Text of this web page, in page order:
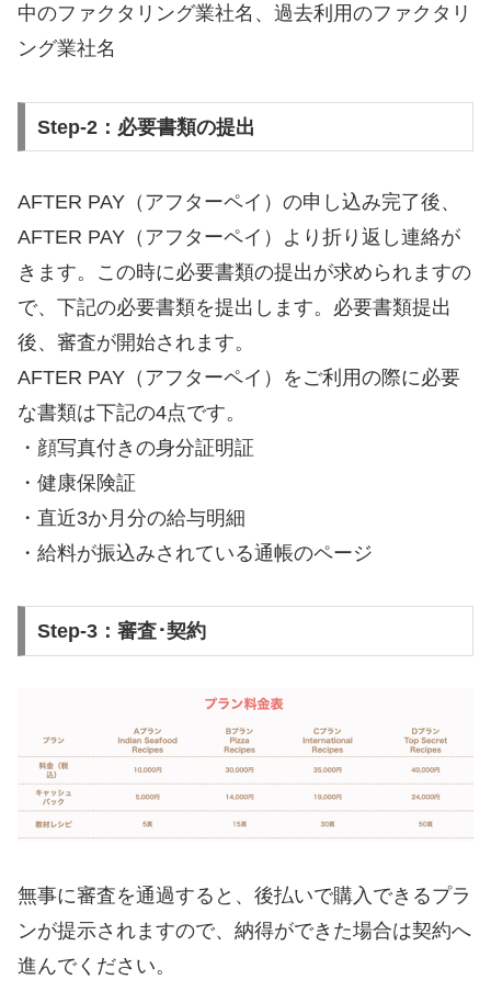
中のファクタリング業社名、過去利用のファクタリ
ング業社名
Step-2：必要書類の提出
AFTER PAY（アフターペイ）の申し込み完了後、
AFTER PAY（アフターペイ）より折り返し連絡が
きます。この時に必要書類の提出が求められますの
で、下記の必要書類を提出します。必要書類提出
後、審査が開始されます。
AFTER PAY（アフターペイ）をご利用の際に必要
な書類は下記の4点です。
・顔写真付きの身分証明証
・健康保険証
・直近3か月分の給与明細
・給料が振込みされている通帳のページ
Step-3：審査･契約
無事に審査を通過すると、後払いで購入できるプラ
ンが提示されますので、納得ができた場合は契約へ
進んでください。